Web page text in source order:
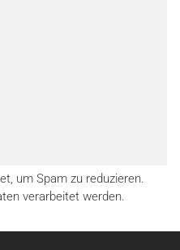
um Spam zu reduzieren.
verarbeitet werden.